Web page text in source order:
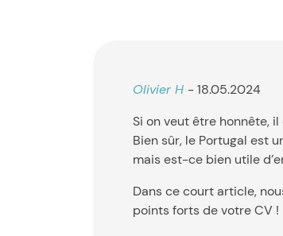
Olivier H - 18.05.2024
Si on veut être honnête,
Bien sûr, le Portugal est
mais est-ce bien utile
Dans ce court article,
points forts de votre CV !